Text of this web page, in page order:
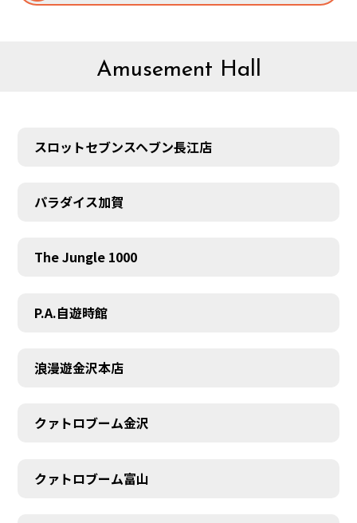
Amusement Hall
スロットセブンスヘブン長江店
パラダイス加賀
The Jungle 1000
P.A.自遊時館
浪漫遊金沢本店
クァトロブーム金沢
クァトロブーム富山